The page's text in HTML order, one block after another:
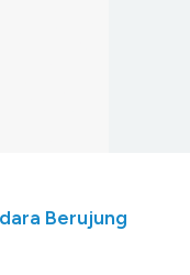
Berujung